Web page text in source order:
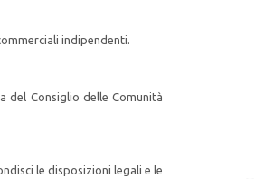
indipendenti.
del Consiglio delle Comunità
le disposizioni legali e le